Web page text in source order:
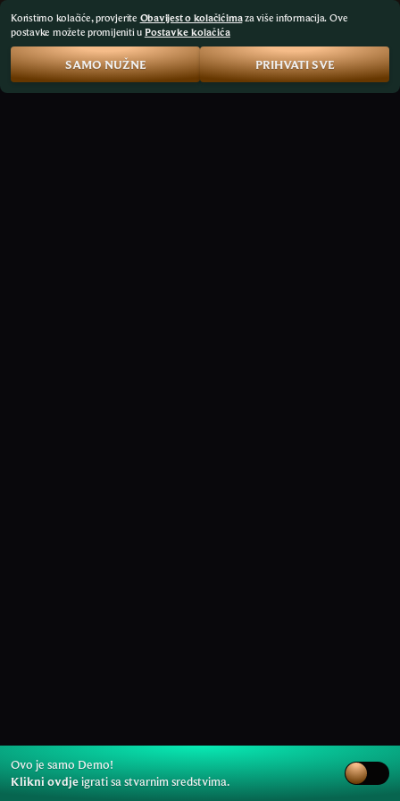
Ovo je samo Demo!
Klikni ovdjeigrati sa stvarnim sredstvima.
Koristimo kolačiće, provjerite Obavijest o kolačićimaza više informacija. Ove
postavke možete promijeniti u Postavke kolačića
SAMO NUŽNE PRIHVATI SVE